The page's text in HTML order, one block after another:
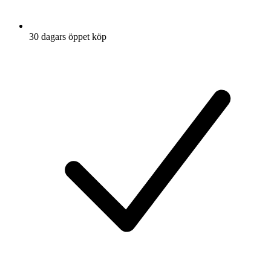
30 dagars öppet köp